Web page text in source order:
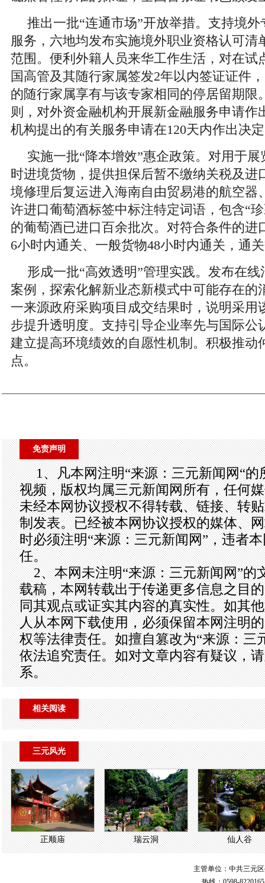
推出一批“连通市场”开放举措。支持境
服务，六地均发布实施境外职业资格认可清
范围。便利外籍人员来华工作生活，对在试
国高管及其随行家属签发2年以内签证证件
的随行家属享有与该专家相同的停居留期限
则，对外资金融机构开展新金融服务申请作
机构提出的有关服务申请在120天内作出决
实施一批“降本增效”惠企政策。对用于
时进境货物，提供担保后暂不缴纳关税及进
境修理后复运进入海南自由贸易港的航空器
许进口葡萄酒标签中标注特定词语，包含“
的葡萄酒已进口百余批次。对符合条件的进
6小时内通关、一般货物48小时内通关，通
形成一批“高效透明”管理实践。发布在
案例，探索化解新业态新模式中可能存在的
一来源政府采购项目成交结果时，说明采用
步提升透明度。支持引导企业率先与国际公
建立提高环境绩效的自愿性机制。积极推动
点。
免责声明
1、凡本网注明“来源：三元新闻网“
视频，版权均属三元新闻网所有，任何
未经本网协议授权不得转载、链接、转
制发表。已经被本网协议授权的媒体、
时必须注明“来源：三元新闻网”，违者
任。
2、本网未注明“来源：三元新闻网”的
载稿，本网转载出于传递更多信息之目
同其观点或证实其内容的真实性。如其
人从本网下载使用，必须保留本网注明
权等法律责任。如擅自篡改为“来源：三
依法追究责任。如对文章内容有疑议，
系。
相关阅读
三元风光
正顺庙 瑞云洞 仙人谷
主管单位：中共三元